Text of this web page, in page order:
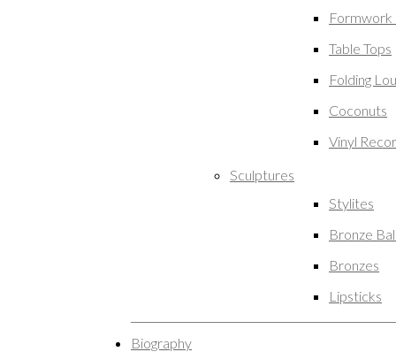
Formwork
Table Tops
Folding
Coconuts
Vinyl
Sculptures
Stylites
Bronze
Bronzes
Lipsticks
Biography